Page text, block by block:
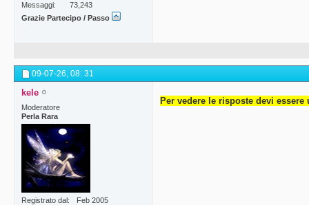
Messaggi
73,243
Grazie Partecipo / Passo
09-07-26, 08: 31
kele
Moderatore
Perla Rara
Registrato dal
Feb 2005
Per vedere le risposte devi